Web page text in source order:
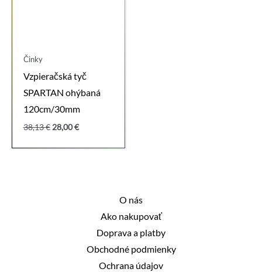
Činky
Vzpieračská tyč
SPARTAN ohýbaná
120cm/30mm
38,13€ Pôvodná
bola:
28,00€Aktuálna
je:
O nás
Ako nakupovať
Doprava a platby
Obchodné podmienky
Ochrana údajov